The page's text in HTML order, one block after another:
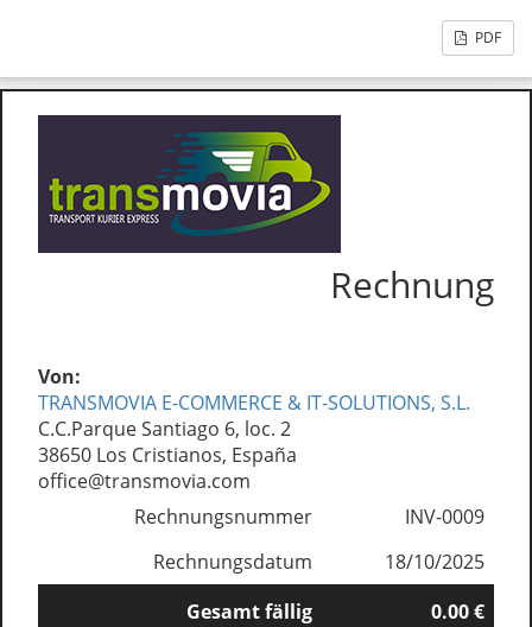
PDF
Rechnung
Von:
TRANSMOVIA E-COMMERCE & IT-SOLUTIONS, S.L.
C.C.Parque Santiago 6, loc. 2
38650 Los Cristianos, España
office@transmovia.com
Rechnungsnummer
INV-0009
Rechnungsdatum
18/10/2025
Gesamt fällig
0.00 €